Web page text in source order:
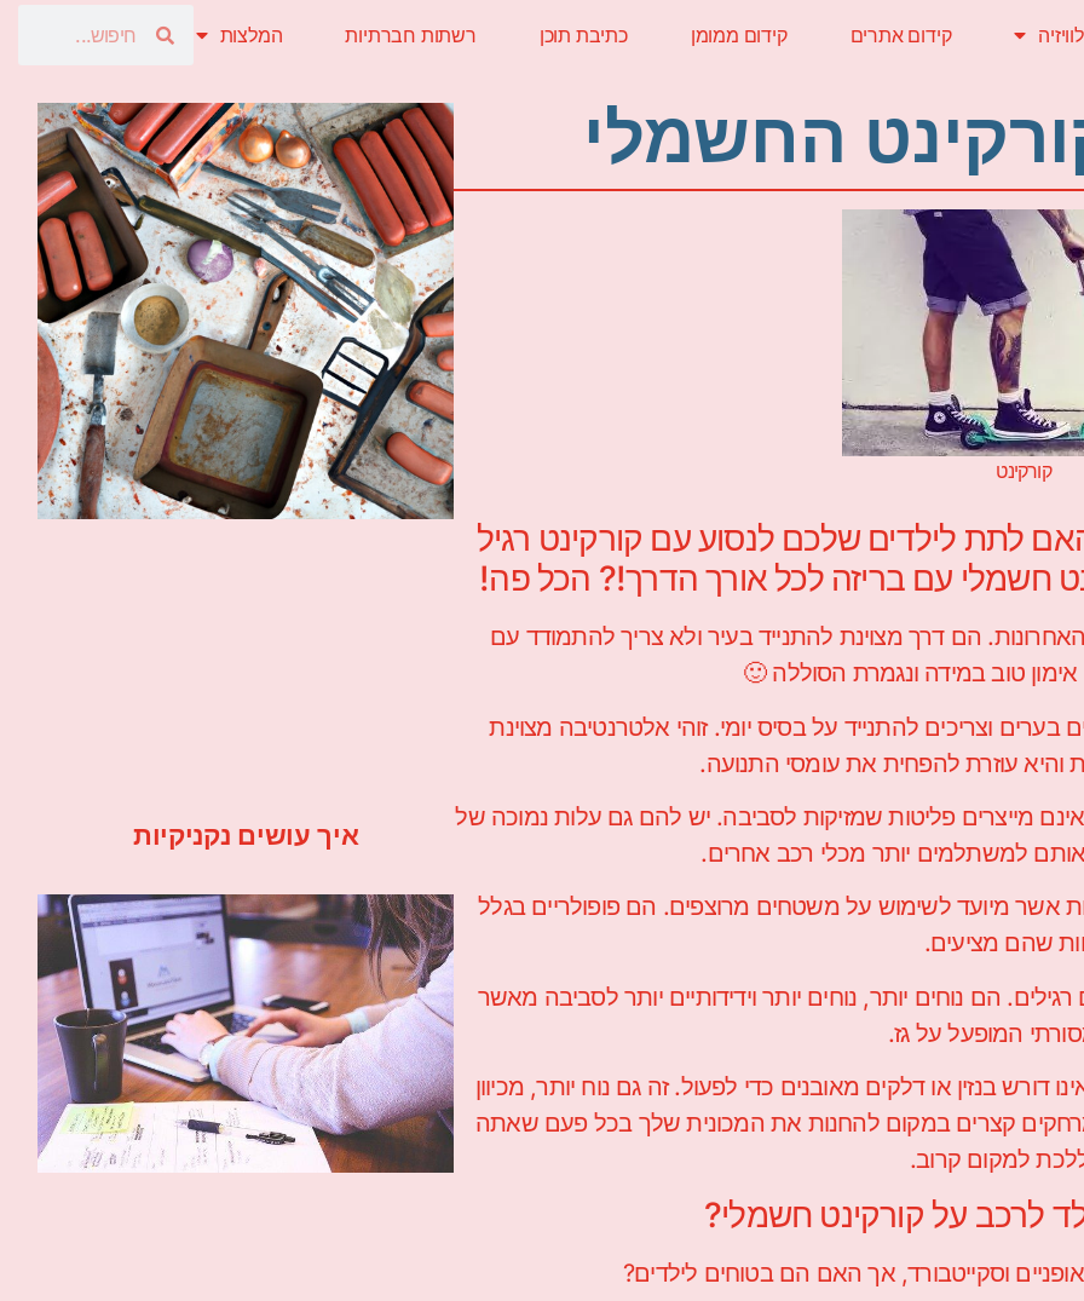
קידום אתרים קידום ממומן כתיבת תוכן רשתות חברתיות המלצות
החשמלי
קורקינט
לתת לילדים שלכם לנסוע עם קורקינט רגיל
חשמלי עם בריזה לכל אורך הדרך!? הכל פה!
הם דרך מצוינת להתנייד בעיר ולא צריך להתמודד עם
טוב במידה ונגמרת הסוללה 🙂
וצריכים להתנייד על בסיס יומי. זוהי אלטרנטיבה מצוינת
והיא עוזרת להפחית את עומסי התנועה.
מייצרים פליטות שמזיקות לסביבה. יש להם גם עלות נמוכה של
למשתלמים יותר מכלי רכב אחרים.
אשר מיועד לשימוש על משטחים מרוצפים. הם פופולריים בגלל
שהם מציעים.
הם נוחים יותר, נוחים יותר וידידותיים יותר לסביבה מאשר
המופעל על גז.
דורש בנזין או דלקים מאובנים כדי לפעול. זה גם נוח יותר, מכיוון
קצרים במקום להחנות את המכונית שלך בכל פעם שאתה
למקום קרוב.
לרכב על קורקינט חשמלי?
וסקייטבורד, אך האם הם בטוחים לילדים?
איך עושים נקניקיות